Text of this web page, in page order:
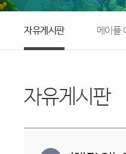
자유게시판 메이플
자유게시판